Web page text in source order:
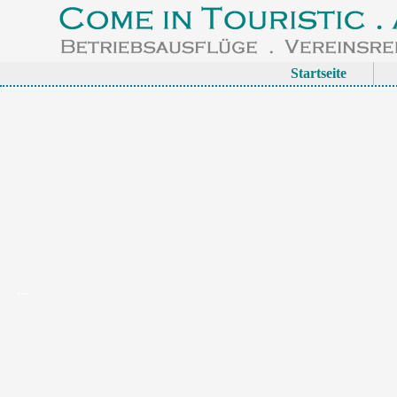
Startseite